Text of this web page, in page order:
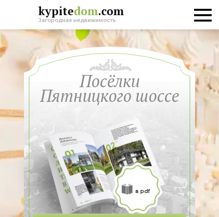
kypitedom.com
Загородная недвижимость
Поcёлки
Пятницкого шоссе
в pdf